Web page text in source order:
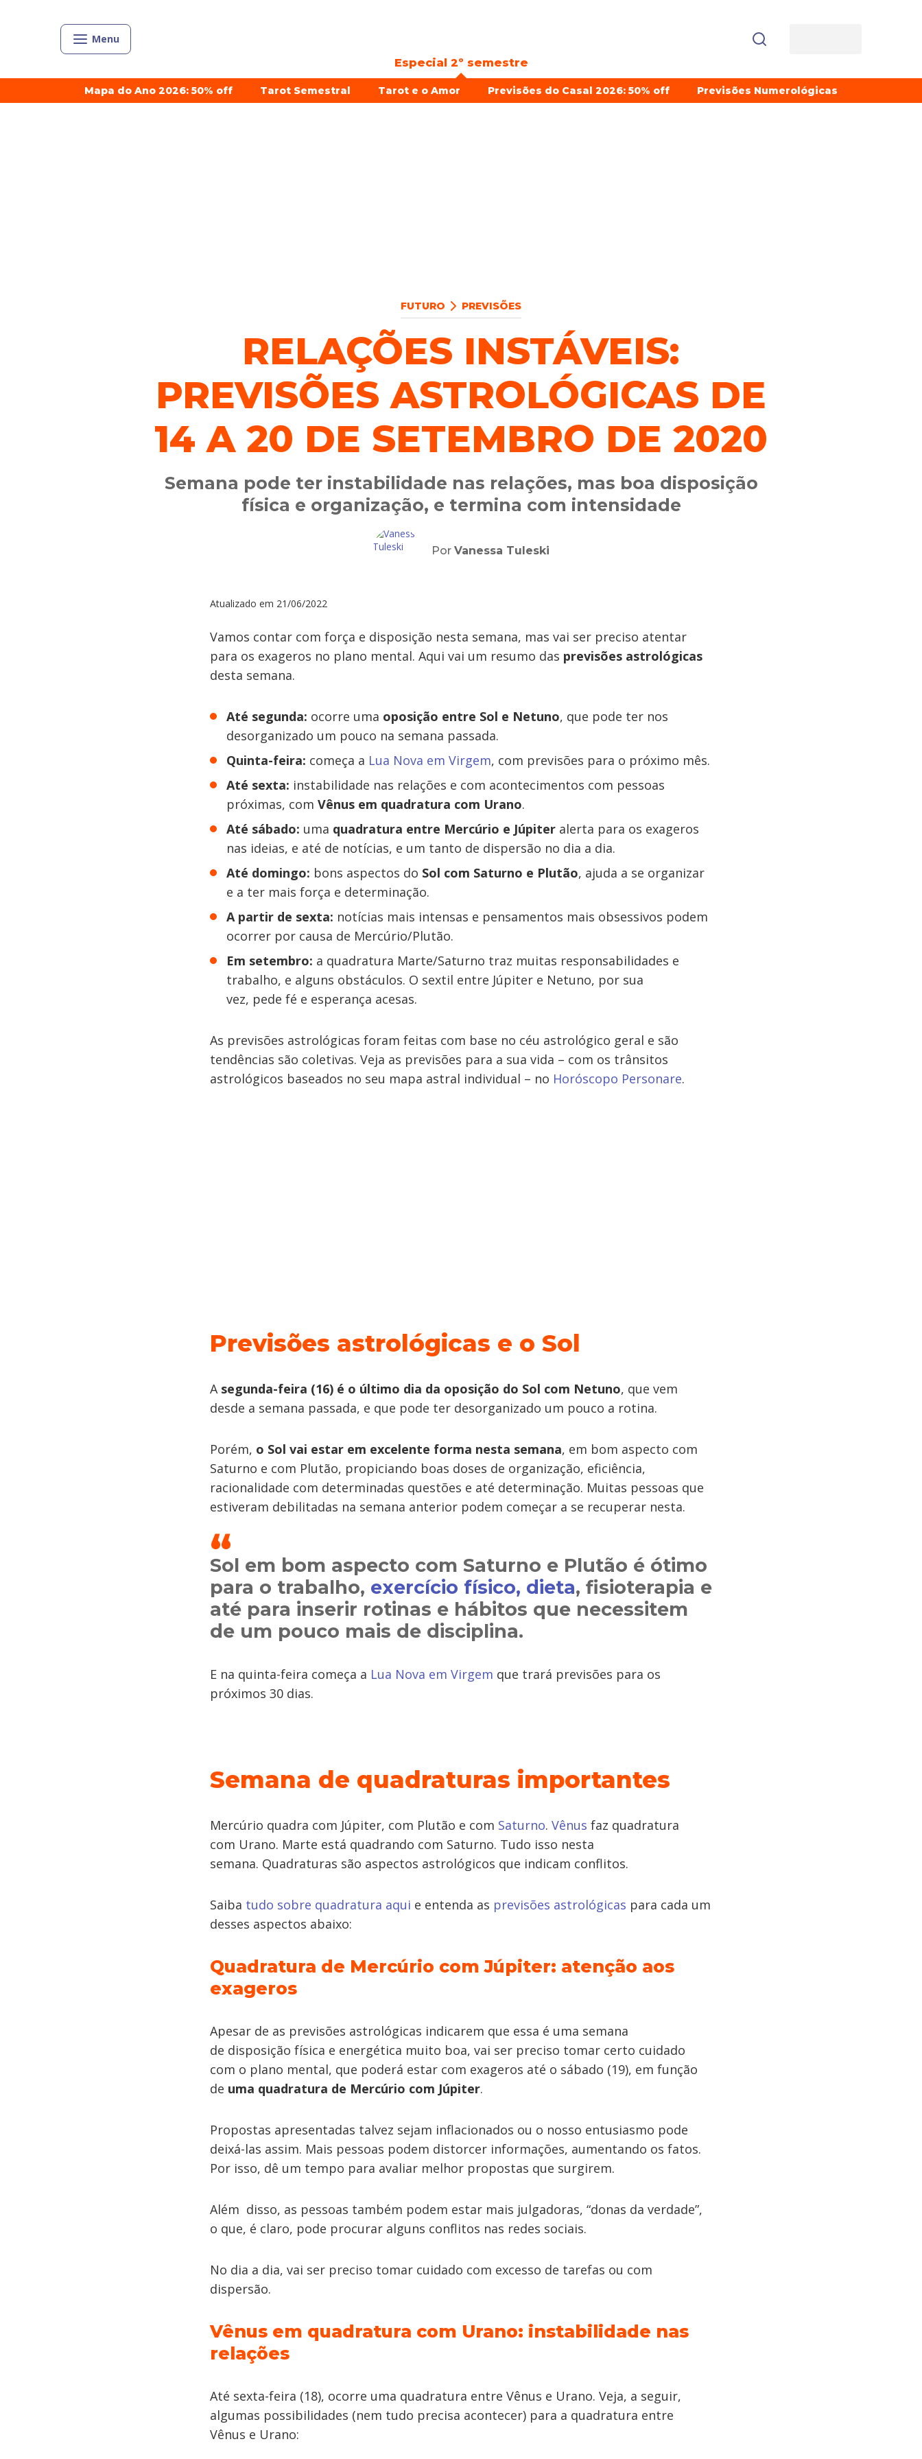
Menu
Especial 2º semestre
Mapa do Ano 2026: 50% off Tarot Semestral Tarot e o Amor Previsões do Casal 2026: 50% off Previsões Numerológicas
FUTURO PREVISÕES
RELAÇÕES INSTÁVEIS:
PREVISÕES ASTROLÓGICAS DE
14 A 20 DE SETEMBRO DE 2020
Semana pode ter instabilidade nas relações, mas boa disposição
física e organização, e termina com intensidade
Por Vanessa Tuleski
Atualizado em 21/06/2022
Vamos contar com força e disposição nesta semana, mas vai ser preciso atentar
para os exageros no plano mental. Aqui vai um resumo das previsões astrológicas
desta semana.
Até segunda: ocorre uma oposição entre Sol e Netuno, que pode ter nos
desorganizado um pouco na semana passada.
Quinta-feira: começa a Lua Nova em Virgem, com previsões para o próximo mês.
Até sexta: instabilidade nas relações e com acontecimentos com pessoas
próximas, com Vênus em quadratura com Urano.
Até sábado: uma quadratura entre Mercúrio e Júpiter alerta para os exageros
nas ideias, e até de notícias, e um tanto de dispersão no dia a dia.
Até domingo: bons aspectos do Sol com Saturno e Plutão, ajuda a se organizar
e a ter mais força e determinação.
A partir de sexta: notícias mais intensas e pensamentos mais obsessivos podem
ocorrer por causa de Mercúrio/Plutão.
Em setembro: a quadratura Marte/Saturno traz muitas responsabilidades e
trabalho, e alguns obstáculos. O sextil entre Júpiter e Netuno, por sua
vez, pede fé e esperança acesas.
As previsões astrológicas foram feitas com base no céu astrológico geral e são
tendências são coletivas. Veja as previsões para a sua vida – com os trânsitos
astrológicos baseados no seu mapa astral individual – no Horóscopo Personare.
Previsões astrológicas e o Sol
A segunda-feira (16) é o último dia da oposição do Sol com Netuno, que vem
desde a semana passada, e que pode ter desorganizado um pouco a rotina.
Porém, o Sol vai estar em excelente forma nesta semana, em bom aspecto com
Saturno e com Plutão, propiciando boas doses de organização, eficiência,
racionalidade com determinadas questões e até determinação. Muitas pessoas que
estiveram debilitadas na semana anterior podem começar a se recuperar nesta.
Sol em bom aspecto com Saturno e Plutão é ótimo
para o trabalho, exercício físico, dieta, fisioterapia e
até para inserir rotinas e hábitos que necessitem
de um pouco mais de disciplina.
E na quinta-feira começa a Lua Nova em Virgem que trará previsões para os
próximos 30 dias.
Semana de quadraturas importantes
Mercúrio quadra com Júpiter, com Plutão e com Saturno. Vênus faz quadratura
com Urano. Marte está quadrando com Saturno. Tudo isso nesta
semana. Quadraturas são aspectos astrológicos que indicam conflitos.
Saiba tudo sobre quadratura aqui e entenda as previsões astrológicas para cada um
desses aspectos abaixo:
Quadratura de Mercúrio com Júpiter: atenção aos
exageros
Apesar de as previsões astrológicas indicarem que essa é uma semana
de disposição física e energética muito boa, vai ser preciso tomar certo cuidado
com o plano mental, que poderá estar com exageros até o sábado (19), em função
de uma quadratura de Mercúrio com Júpiter.
Propostas apresentadas talvez sejam inflacionados ou o nosso entusiasmo pode
deixá-las assim. Mais pessoas podem distorcer informações, aumentando os fatos.
Por isso, dê um tempo para avaliar melhor propostas que surgirem.
Além disso, as pessoas também podem estar mais julgadoras, “donas da verdade”,
o que, é claro, pode procurar alguns conflitos nas redes sociais.
No dia a dia, vai ser preciso tomar cuidado com excesso de tarefas ou com
dispersão.
Vênus em quadratura com Urano: instabilidade nas
relações
Até sexta-feira (18), ocorre uma quadratura entre Vênus e Urano. Veja, a seguir,
algumas possibilidades (nem tudo precisa acontecer) para a quadratura entre
Vênus e Urano: